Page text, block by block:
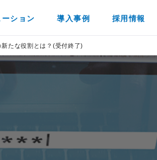
ション 導入事例 採用情報
たな役割​とは？(受付終了)